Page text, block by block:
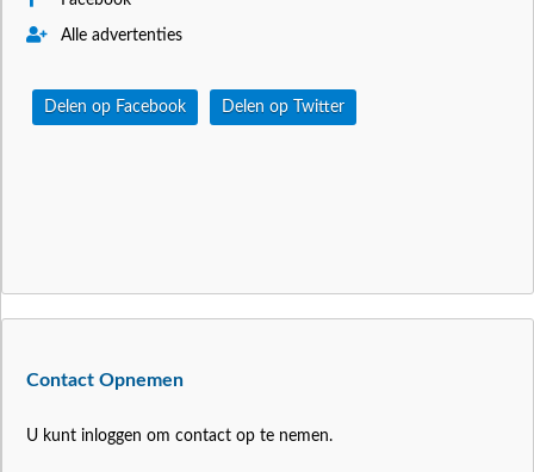
Alle advertenties
Delen op Facebook Delen op Twitter
Contact Opnemen
U kunt inloggen om contact op te nemen.